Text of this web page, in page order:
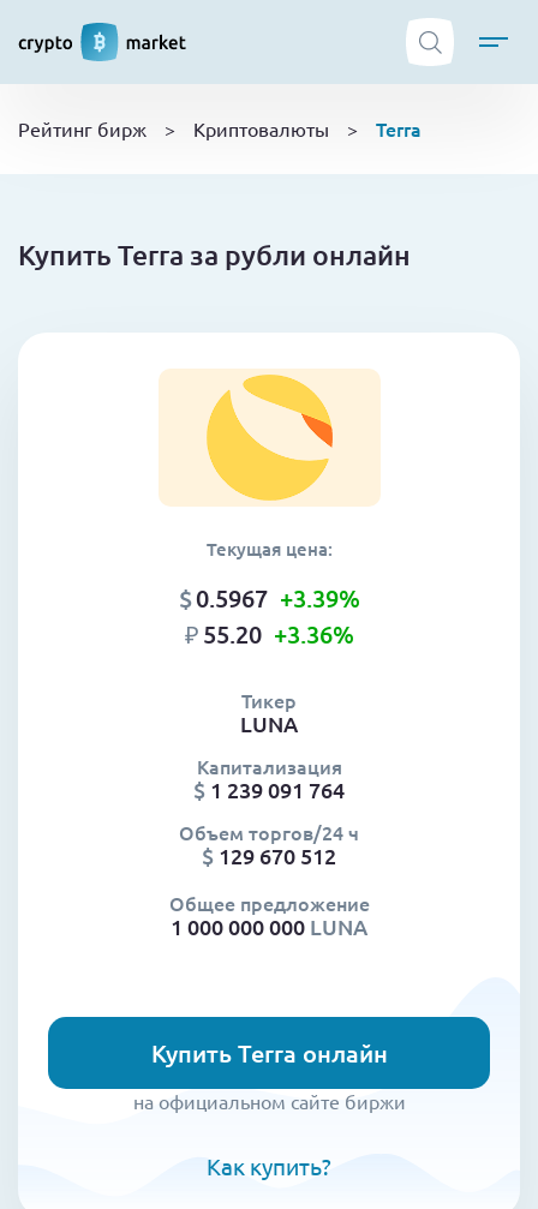
ТОП криптобирж
Криптовалюты
Кошельки
Новости
Рейтинг бирж > Криптовалюты > Terra
Купить Terra за рубли онлайн
Текущая цена:
$0.5967 +3.39%
₽55.20 +3.36%
Тикер
LUNA
Капитализация
$ 1 239 091 764
Объем торгов/24 ч
$ 129 670 512
Общее предложение
1 000 000 000 LUNA
Купить Terra онлайн
на официальном сайте биржи
Как купить?